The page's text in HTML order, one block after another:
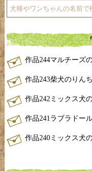
作品244マルチーズ
作品243柴犬のりん
作品242ミックス犬
作品241ラブラドー
作品240ミックス犬